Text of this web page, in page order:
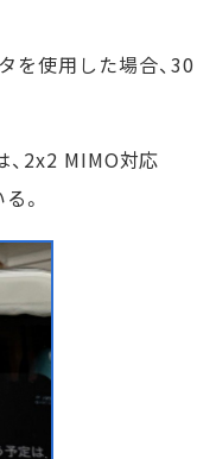
使用した場合、30
2x2 MIMO対応
。